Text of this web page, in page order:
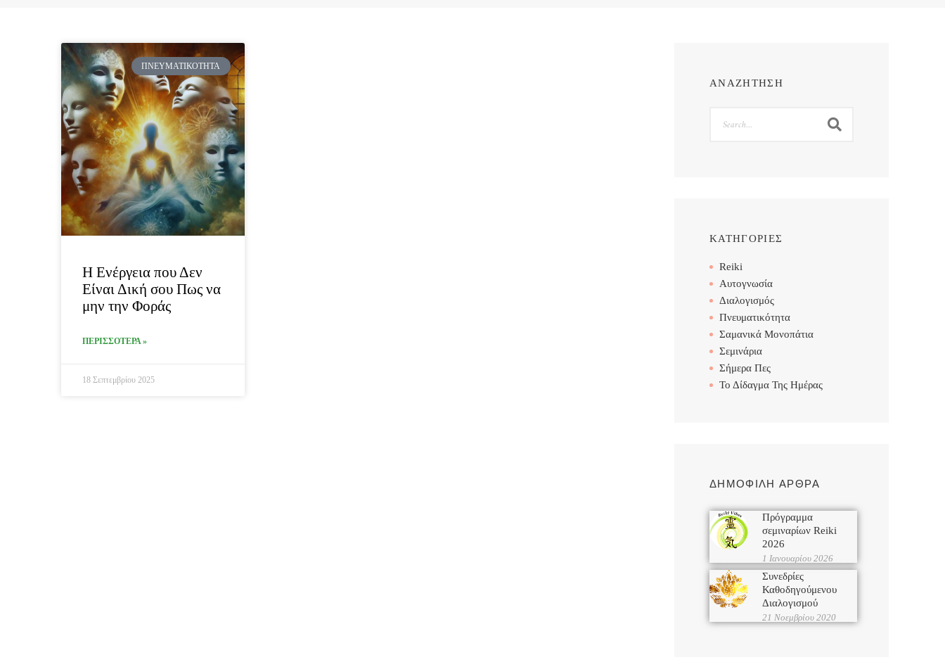
ΠΝΕΥΜΑΤΙΚΌΤΗΤΑ
Η Ενέργεια που Δεν
Είναι Δική σου Πως να
μην την Φοράς
ΠΕΡΙΣΣΟΤΕΡΑ »
18 Σεπτεμβρίου 2025
ΑΝΑΖΗΤΗΣΗ
ΚΑΤΗΓΟΡΙΕΣ
Reiki
Αυτογνωσία
Διαλογισμός
Πνευματικότητα
Σαμανικά Μονοπάτια
Σεμινάρια
Σήμερα Πες
Το Δίδαγμα Της Ημέρας
ΔΗΜΟΦΙΛΗ ΑΡΘΡΑ
Πρόγραμμα
σεμιναρίων Reiki
2026
1 Ιανουαρίου 2026
Συνεδρίες
Καθοδηγούμενου
Διαλογισμού
21 Νοεμβρίου 2020